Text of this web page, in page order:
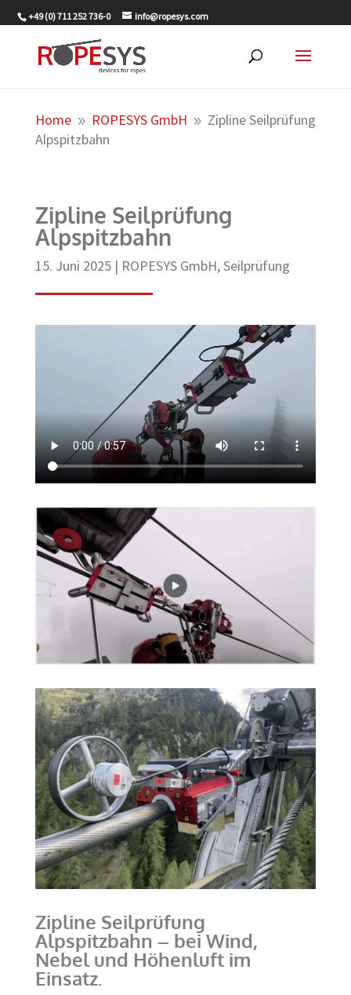
+49 (0) 711 252 736-0 info@ropesys.com
Home 9 ROPESYS GmbH 9 Zipline Seilprüfung
Alpspitzbahn
Zipline Seilprüfung
Alpspitzbahn
15. Juni 2025| ROPESYS GmbH,Seilprüfung
Zipline Seilprüfung
Alpspitzbahn – bei Wind,
Nebel und Höhenluft im
Einsatz.